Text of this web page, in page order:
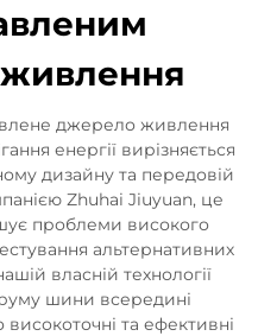
джерело живлення
енергії вирізняється
дизайну та передовій
Zhuhai Jiuyuan, це
проблеми високого
альтернативних
власній технології
шини всередині
та ефективні